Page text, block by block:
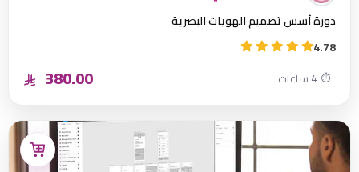
دورة أسس تصميم الهويات البصرية
4.78
380.00 ⏱ 4 ساعات